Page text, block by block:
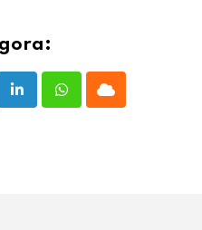
LinkedInWhatsappCloud